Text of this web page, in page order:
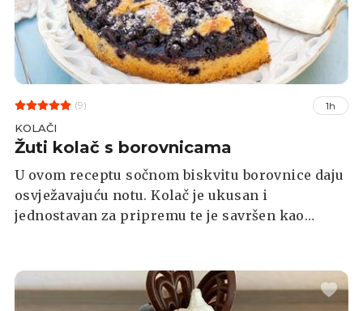
(9) 1h
KOLAČI
Žuti kolač s borovnicama
U ovom receptu sočnom biskvitu borovnice daju
osvježavajuću notu. Kolač je ukusan i
jednostavan za pripremu te je savršen kao